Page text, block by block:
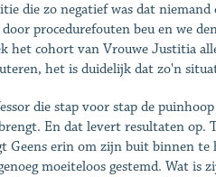
die zo negatief was dat
procedurefouten beu en we
het cohort van Vrouwe Justitia
het is duidelijk dat zo'n
die stap voor stap de
En dat levert resultaten op.
Geens erin om zijn buit binnen
moeiteloos gestemd. Wat is